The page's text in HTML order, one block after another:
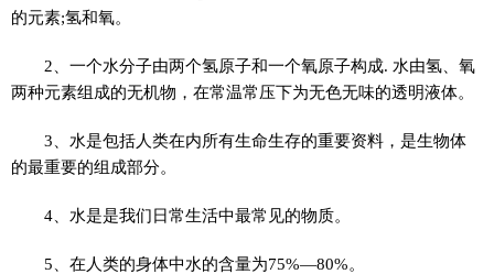
的元素;氢和氧。
2、一个水分子由两个氢原子和一个氧原子构成. 水由氢、氧
两种元素组成的无机物，在常温常压下为无色无味的透明液体。
3、水是包括人类在内所有生命生存的重要资料，是生物体
的最重要的组成部分。
4、水是是我们日常生活中最常见的物质。
5、在人类的身体中水的含量为75%—80%。